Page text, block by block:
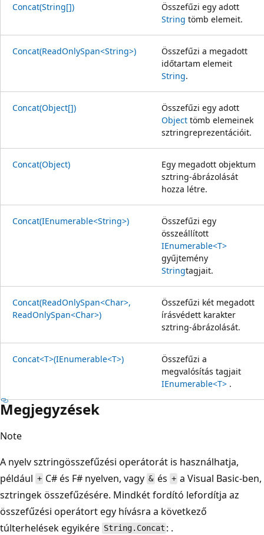
Concat(String[])
Összefűzi egy adott
String tömb elemeit.
Concat(ReadOnlySpan<String>)
Összefűzi a megadott
időtartam elemeit
String.
Concat(Object[])
Összefűzi egy adott
Object tömb elemeinek
sztringreprezentációit.
Concat(Object)
Egy megadott objektum
sztring-ábrázolását
hozza létre.
Concat(IEnumerable<String>)
Összefűzi egy
összeállított
IEnumerable<T>
gyűjtemény
Stringtagjait.
Concat(ReadOnlySpan<Char>,
ReadOnlySpan<Char>)
Összefűzi két megadott
írásvédett karakter
sztring-ábrázolását.
Concat<T>(IEnumerable<T>)
Összefűzi a
megvalósítás tagjait
IEnumerable<T> .
Megjegyzések
Note
A nyelv sztringösszefűzési operátorát is használhatja,
például + C# és F# nyelven, vagy&és + a Visual Basic-ben,
sztringek összefűzésére. Mindkét fordító lefordítja az
összefűzési operátort egy hívásra a következő
túlterhelések egyikére String.Concat : .